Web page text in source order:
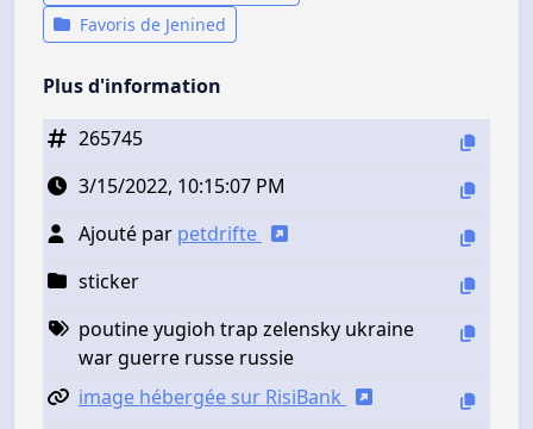
Favoris de Jenined
Plus d'information
265745
3/15/2022, 10:15:07 PM
Ajouté par petdrifte
sticker
poutine yugioh trap zelensky ukraine
war guerre russe russie
image hébergée sur RisiBank